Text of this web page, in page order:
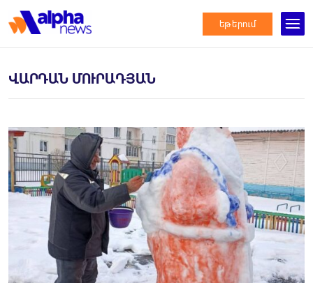
եթերում
ՎԱՐԴԱՆ ՄՈՒՐԱԴՅԱՆ